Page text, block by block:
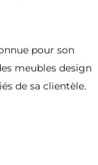
pour son
meubles design
de sa clientèle.